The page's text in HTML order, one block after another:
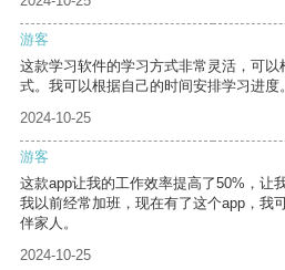
游客
这款学习软件的学习方式非常灵活，可
式。我可以根据自己的时间安排学习进度。
2024-10-25
游客
这款app让我的工作效率提高了50%，让
我以前经常加班，现在有了这个app，我
伴家人。
2024-10-25